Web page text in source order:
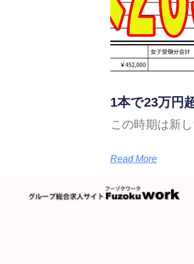
1本で23万円
この時期は新
Read More